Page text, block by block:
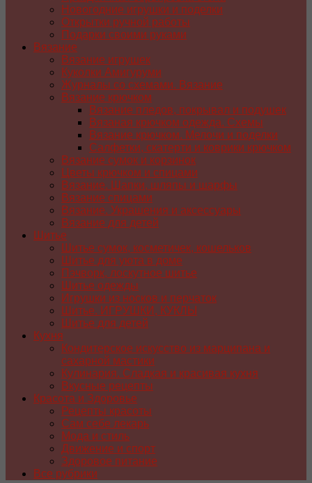
Новогодние игрушки и поделки
Открытки ручной работы
Подарки своими руками
Вязание
Вязание игрушек
Куколки Амигуруми
Журналы со схемами. Вязание
Вязание крючком
Вязание пледов, покрывал и подушек
Вязаная крючком одежда. Схемы
Вязание крючком. Мелочи и поделки
Салфетки, скатерти и коврики крючком
Вязание сумок и корзинок
Цветы крючком и спицами
Вязание. Шапки, шляпы и шарфы
Вязание спицами
Вязание. Украшения и аксессуары
Вязание для детей
Шитье
Шитье сумок, косметичек, кошельков
Шитье для уюта в доме
Пэчворк, лоскутное шитье
Шитье одежды
Игрушки из носков и перчаток
Шитье. ИГРУШКИ, КУКЛЫ
Шитье для детей
Кухня
Кондитерское искусство из марципана и
сахарной мастики
Кулинария. Сладкая и красивая кухня
Вкусные рецепты
Красота и Здоровье
Рецепты красоты
Сам себе лекарь
Мода и стиль
Движение и спорт
Здоровое питание
Все рубрики